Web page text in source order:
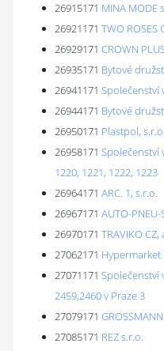
26915171 MINA MODE
26921171 TWO ROSES
26929171 CROWN
26935171 Bytové
26941171 Společenství
26944171 Bytové
26950171 Plastpol, s.r.o.
26958171 Společenství
1220, 1221, 1222, 1223
26964171 ARC. 1, s.r.o.
26967171 AUTO-
26970171 TRAVIKO CZ,
27062171 Hypermarket
27071171 Společenství
2459,2460 v Praze 3
27079171
27085171 REZ s.r.o.